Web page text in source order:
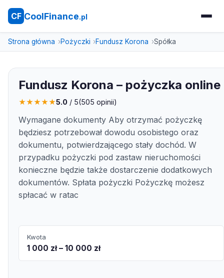
CF CoolFinance.pl
Strona główna Pożyczki Fundusz Korona Spółka
Fundusz Korona – pożyczka online
★★★★★5.0 / 5(505 opinii)
Wymagane dokumenty Aby otrzymać pożyczkę
będziesz potrzebował dowodu osobistego oraz
dokumentu, potwierdzającego stały dochód. W
przypadku pożyczki pod zastaw nieruchomości
konieczne będzie także dostarczenie dodatkowych
dokumentów. Spłata pożyczki Pożyczkę możesz
spłacać w ratac
Kwota
1 000 zł – 10 000 zł